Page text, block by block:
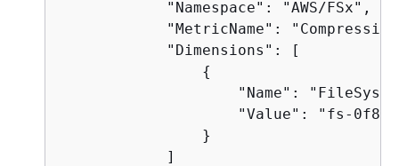
            "Namespace": "AWS/FSx",
"MetricName":
            "Dimensions": [
{
"Name":
"Value": "fs-
                }
            ]